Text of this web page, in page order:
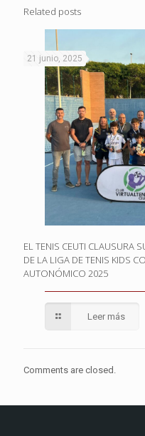
Related posts
21 junio, 2025
EL TENIS CEUTI CLAUSURA
DE LA LIGA DE TENIS KIDS
AUTONÓMICO 2025
Leer más
Comments are closed.